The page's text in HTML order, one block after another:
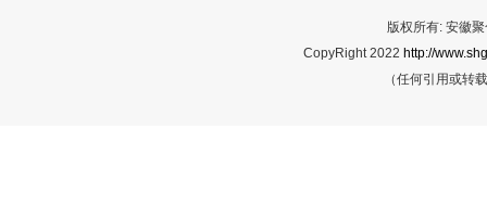
版权所有: 安徽
CopyRight 2022 http://
（任何引用或转